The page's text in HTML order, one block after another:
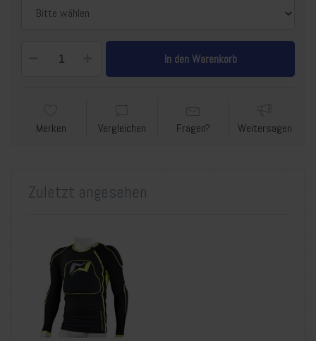
In den Warenkorb
Merken Vergleichen Fragen? Weitersagen
Zuletzt angesehen